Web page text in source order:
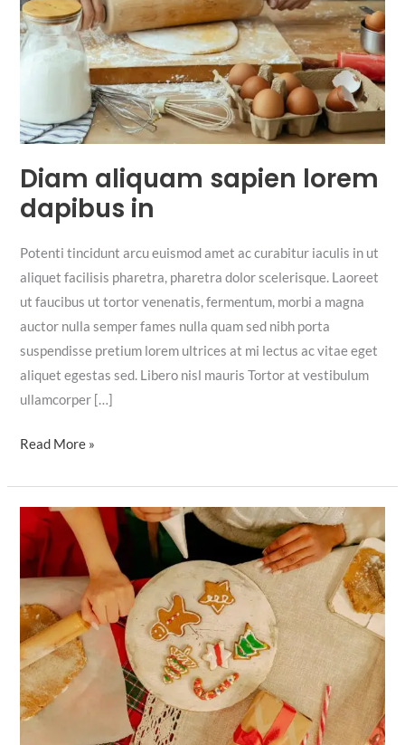
Diam aliquam sapien lorem
dapibus in
Potenti tincidunt arcu euismod amet ac curabitur iaculis in ut
aliquet facilisis pharetra, pharetra dolor scelerisque. Laoreet
ut faucibus ut tortor venenatis, fermentum, morbi a magna
auctor nulla semper fames nulla quam sed nibh porta
suspendisse pretium lorem ultrices at mi lectus ac vitae eget
aliquet egestas sed. Libero nisl mauris Tortor at vestibulum
ullamcorper […]
Diam
sapien
lorem
dapibus
in
Read More »